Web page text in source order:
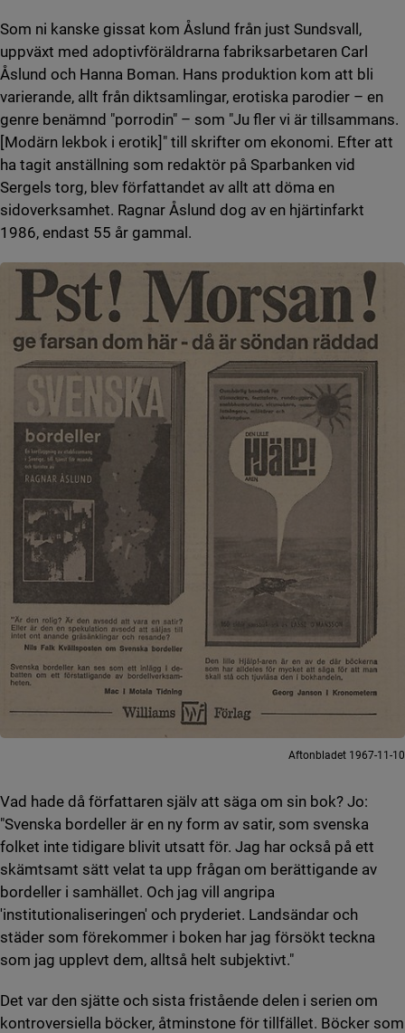
Som ni kanske gissat kom Åslund från just Sundsvall,
uppväxt med adoptivföräldrarna fabriksarbetaren Carl
Åslund och Hanna Boman. Hans produktion kom att bli
varierande, allt från diktsamlingar, erotiska parodier – en
genre benämnd "porrodin" – som "Ju fler vi är tillsammans.
[Modärn lekbok i erotik]" till skrifter om ekonomi. Efter att
ha tagit anställning som redaktör på Sparbanken vid
Sergels torg, blev författandet av allt att döma en
sidoverksamhet. Ragnar Åslund dog av en hjärtinfarkt
1986, endast 55 år gammal.
Aftonbladet 1967-11-10
Vad hade då författaren själv att säga om sin bok? Jo:
"Svenska bordeller är en ny form av satir, som svenska
folket inte tidigare blivit utsatt för. Jag har också på ett
skämtsamt sätt velat ta upp frågan om berättigande av
bordeller i samhället. Och jag vill angripa
'institutionaliseringen' och pryderiet. Landsändar och
städer som förekommer i boken har jag försökt teckna
som jag upplevt dem, alltså helt subjektivt."
Det var den sjätte och sista fristående delen i serien om
kontroversiella böcker, åtminstone för tillfället. Böcker som